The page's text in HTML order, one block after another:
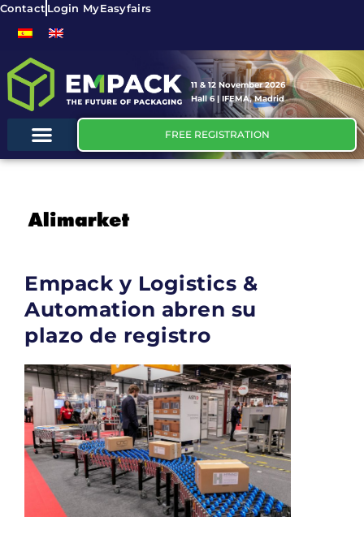
Contact Login MyEasyfairs
11 & 12 November 2026
Hall 6 | IFEMA, Madrid
FREE REGISTRATION
Empack y Logistics &
Automation abren su
plazo de registro